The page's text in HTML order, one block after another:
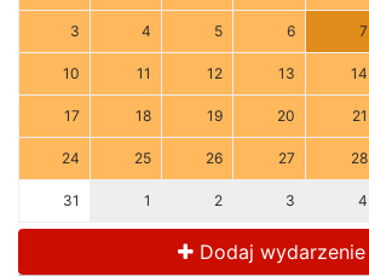
3 4 5 6 7
10 11 12 13 14
17 18 19 20 21
24 25 26 27 28
31 1 2 3 4
Dodaj wydarzenie